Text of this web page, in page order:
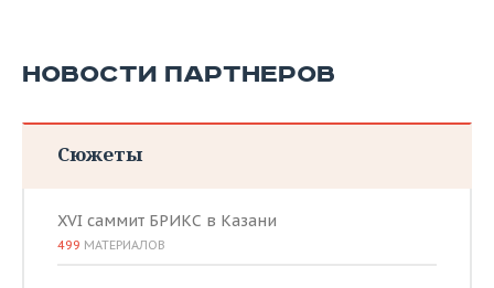
НОВОСТИ ПАРТНЕРОВ
Сюжеты
XVI саммит БРИКС в Казани
499 МАТЕРИАЛОВ